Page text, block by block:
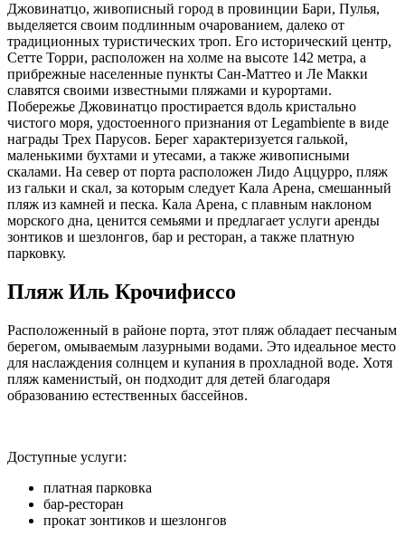
Джовинатцо, живописный город в провинции Бари, Пулья,
выделяется своим подлинным очарованием, далеко от
традиционных туристических троп. Его исторический центр,
Сетте Торри, расположен на холме на высоте 142 метра, а
прибрежные населенные пункты Сан-Маттео и Ле Макки
славятся своими известными пляжами и курортами.
Побережье Джовинатцо простирается вдоль кристально
чистого моря, удостоенного признания от Legambiente в виде
награды Трех Парусов. Берег характеризуется галькой,
маленькими бухтами и утесами, а также живописными
скалами. На север от порта расположен Лидо Аццурро, пляж
из гальки и скал, за которым следует Кала Арена, смешанный
пляж из камней и песка. Кала Арена, с плавным наклоном
морского дна, ценится семьями и предлагает услуги аренды
зонтиков и шезлонгов, бар и ресторан, а также платную
парковку.
Пляж Иль Крочифиссо
Расположенный в районе порта, этот пляж обладает песчаным
берегом, омываемым лазурными водами. Это идеальное место
для наслаждения солнцем и купания в прохладной воде. Хотя
пляж каменистый, он подходит для детей благодаря
образованию естественных бассейнов.
Доступные услуги:
платная парковка
бар-ресторан
прокат зонтиков и шезлонгов